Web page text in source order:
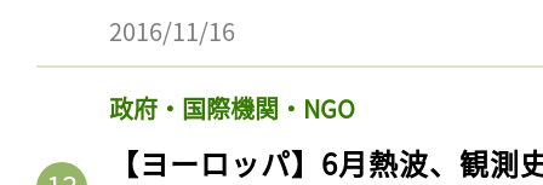
2016/11/16
政府・国際機関・NGO
【ヨーロッパ】6月熱波、観
記事をお気に入りに
ログインが必